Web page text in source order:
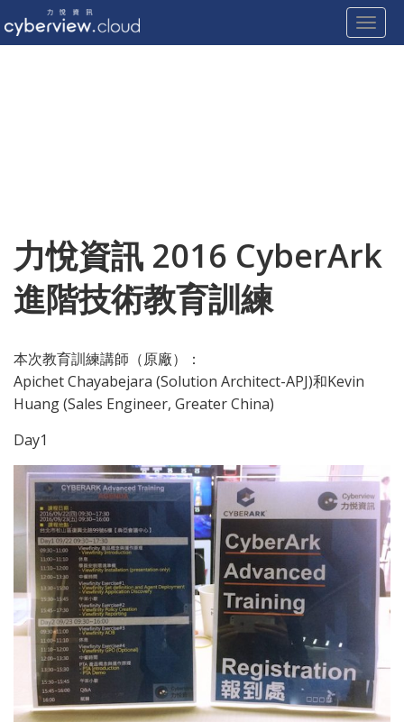
力悅資訊 2016 CyberArk
進階技術教育訓練
本次教育訓練講師（原廠）：
Apichet Chayabejara (Solution Architect-APJ)和Kevin
Huang (Sales Engineer, Greater China)
Day1